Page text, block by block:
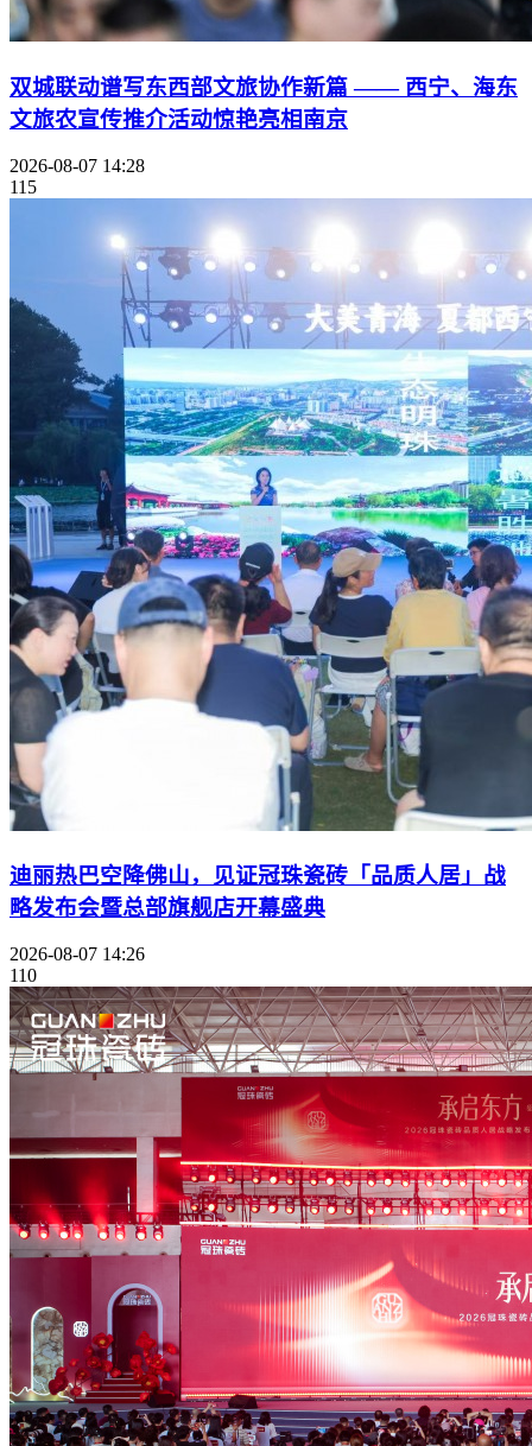
双城联动谱写东西部文旅协作新篇 —— 西宁、海东
文旅农宣传推介活动惊艳亮相南京
2026-08-07 14:28
115
迪丽热巴空降佛山，见证冠珠瓷砖「品质人居」战
略发布会暨总部旗舰店开幕盛典
2026-08-07 14:26
110